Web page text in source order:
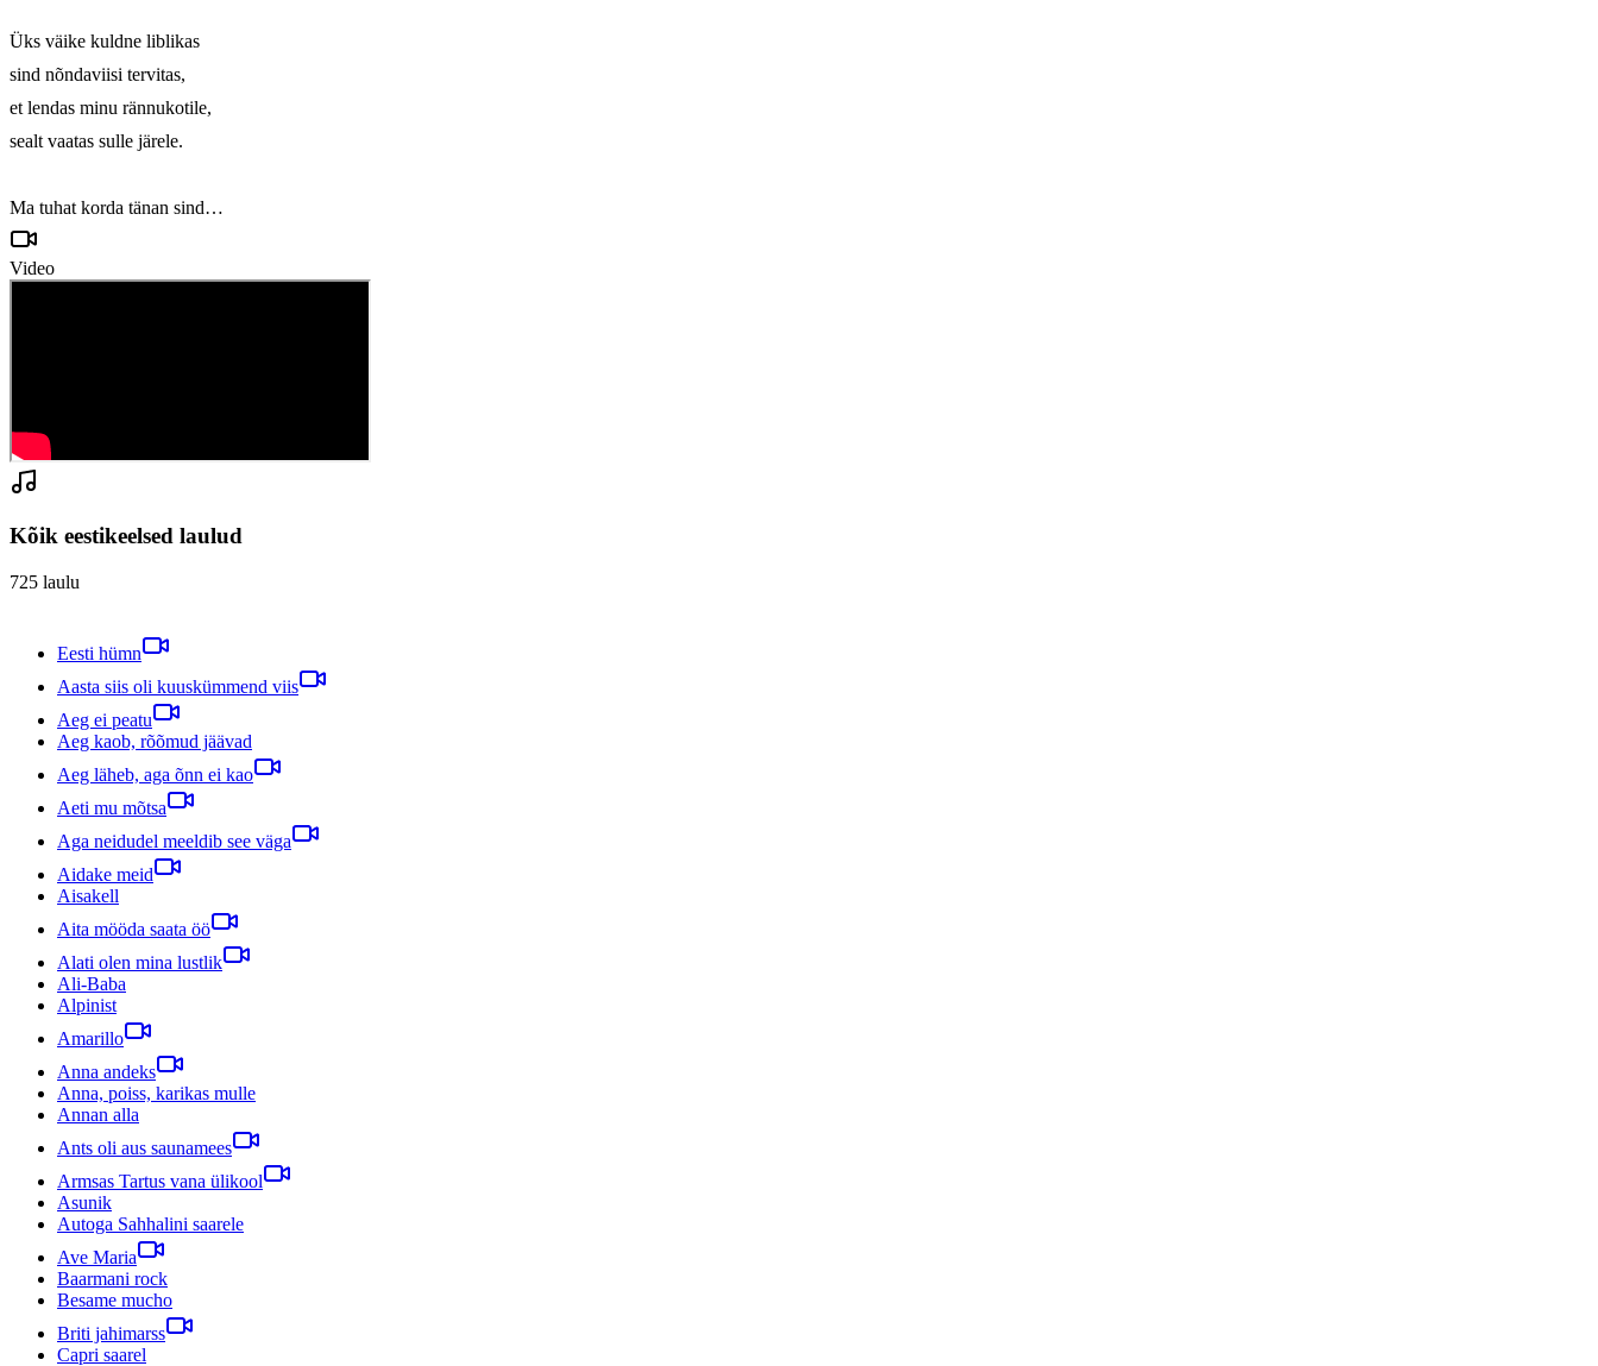
Üks väike kuldne liblikas
sind nõndaviisi tervitas,
et lendas minu rännukotile,
sealt vaatas sulle järele.
Ma tuhat korda tänan sind…
Video
Kõik eestikeelsed laulud
725 laulu
Eesti hümn
Aasta siis oli kuuskümmend viis
Aeg ei peatu
Aeg kaob, rõõmud jäävad
Aeg läheb, aga õnn ei kao
Aeti mu mõtsa
Aga neidudel meeldib see väga
Aidake meid
Aisakell
Aita mööda saata öö
Alati olen mina lustlik
Ali-Baba
Alpinist
Amarillo
Anna andeks
Anna, poiss, karikas mulle
Annan alla
Ants oli aus saunamees
Armsas Tartus vana ülikool
Asunik
Autoga Sahhalini saarele
Ave Maria
Baarmani rock
Besame mucho
Briti jahimarss
Capri saarel